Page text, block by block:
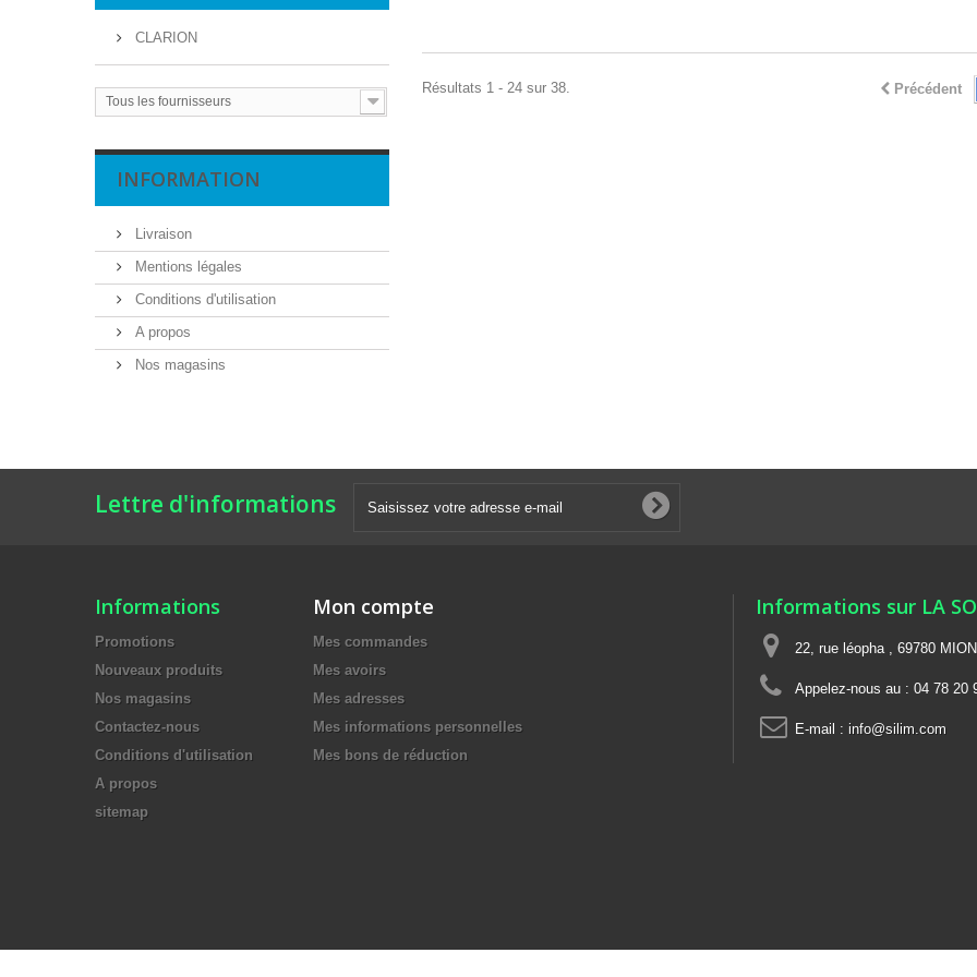
CLARION
Tous les fournisseurs
INFORMATION
Livraison
Mentions légales
Conditions d'utilisation
A propos
Nos magasins
Précédent
Résultats 1 - 24 sur 38.
Lettre d'informations
Informations
Promotions
Nouveaux produits
Nos magasins
Contactez-nous
Conditions d'utilisation
A propos
sitemap
Mon compte
Mes commandes
Mes avoirs
Mes adresses
Mes informations personnelles
Mes bons de réduction
Informations sur LA
22, rue léopha , 69780
Appelez-nous au : 04 78 20
E-mail : info@silim.com